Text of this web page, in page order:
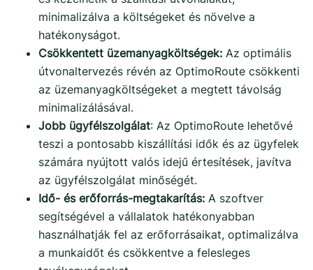
minimalizálva a költségeket és növelve a
hatékonyságot.
Csökkentett üzemanyagköltségek: Az optimális
útvonaltervezés révén az OptimoRoute csökkenti
az üzemanyagköltségeket a megtett távolság
minimalizálásával.
Jobb ügyfélszolgálat: Az OptimoRoute lehetővé
teszi a pontosabb kiszállítási idők és az ügyfelek
számára nyújtott valós idejű értesítések, javítva
az ügyfélszolgálat minőségét.
Idő- és erőforrás-megtakarítás: A szoftver
segítségével a vállalatok hatékonyabban
használhatják fel az erőforrásaikat, optimalizálva
a munkaidőt és csökkentve a felesleges